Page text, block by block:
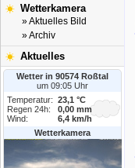
Wetterkamera
» Aktuelles Bild
» Archiv
Aktuelles
Wetter in 90574 Roßtal
um 09:05 Uhr
Temperatur:
23,1 °C
Regen 24h:
0,00 mm
Wind:
6,4 km/h
Wetterkamera